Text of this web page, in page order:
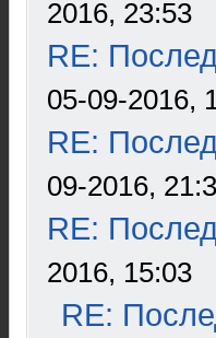
2016, 23:53
RE:
05-09-2016,
RE:
09-2016,
RE:
2016, 15:03
RE: